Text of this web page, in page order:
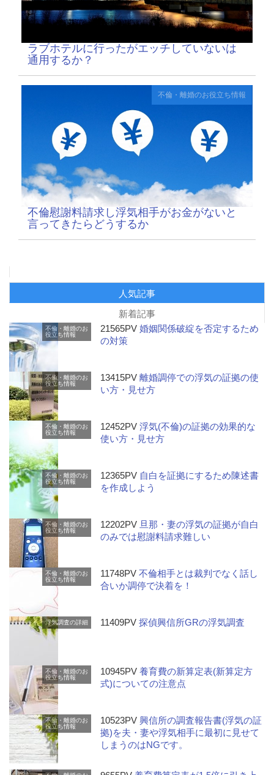
ラブホテルに行ったがエッチしていないは
通用するか？
不倫・離婚のお役立ち情報
不倫慰謝料請求し浮気相手がお金がないと
言ってきたらどうするか
人気記事
新着記事
不倫・離婚のお
役立ち情報
21565PV婚姻関係破綻を否定するため
の対策
不倫・離婚のお
役立ち情報
13415PV離婚調停での浮気の証拠の使
い方・見せ方
不倫・離婚のお
役立ち情報
12452PV浮気(不倫)の証拠の効果的な
使い方・見せ方
不倫・離婚のお
役立ち情報
12365PV 自白を証拠にするため陳述書
を作成しよう
不倫・離婚のお
役立ち情報
12202PV 旦那・妻の浮気の証拠が自白
のみでは慰謝料請求難しい
不倫・離婚のお
役立ち情報
11748PV不倫相手とは裁判でなく話し
合いか調停で決着を！
浮気調査の詳細 11409PV探偵興信所GRの浮気調査
不倫・離婚のお
役立ち情報
10945PV養育費の新算定表(新算定方
式)についての注意点
不倫・離婚のお
役立ち情報
10523PV興信所の調査報告書(浮気の証
拠)を夫・妻や浮気相手に最初に見せて
しまうのはNGです。